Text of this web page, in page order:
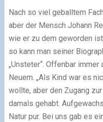
Nach so viel geballtem
aber der Mensch Johann
wie er zu dem geworden
so kann man seiner
„Unsteter“. Offenbar
Neuem. „Als Kind war es
wollte, aber den Zugang
damals gehabt.
Natur pur. Bei uns gab es